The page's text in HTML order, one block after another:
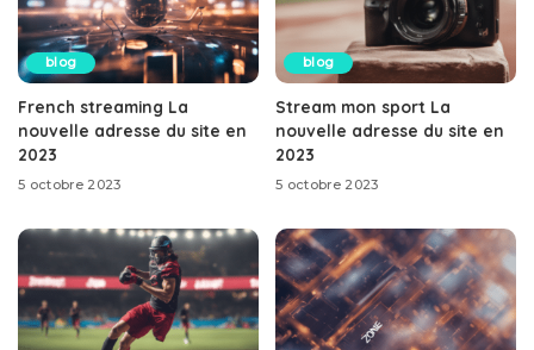
blog
French streaming La
nouvelle adresse du site en
2023
5 octobre 2023
blog
Stream mon sport La
nouvelle adresse du site en
2023
5 octobre 2023